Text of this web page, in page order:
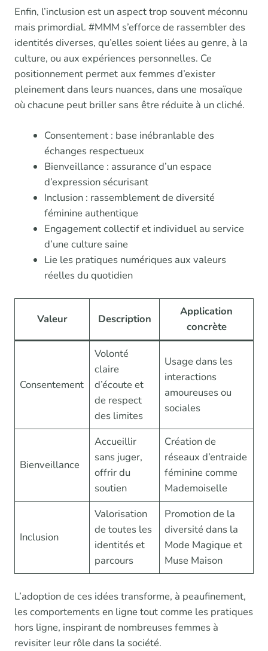
Enfin, l’inclusion est un aspect trop souvent méconnu
mais primordial. #MMM s’efforce de rassembler des
identités diverses, qu’elles soient liées au genre, à la
culture, ou aux expériences personnelles. Ce
positionnement permet aux femmes d’exister
pleinement dans leurs nuances, dans une mosaïque
où chacune peut briller sans être réduite à un cliché.
Consentement : base inébranlable des
échanges respectueux
Bienveillance : assurance d’un espace
d’expression sécurisant
Inclusion : rassemblement de diversité
féminine authentique
Engagement collectif et individuel au service
d’une culture saine
Lie les pratiques numériques aux valeurs
réelles du quotidien
Valeur Description
Application
concrète
Consentement
Volonté
claire
d’écoute et
de respect
des limites
Usage dans les
interactions
amoureuses ou
sociales
Bienveillance
Accueillir
sans juger,
offrir du
soutien
Création de
réseaux d’entraide
féminine comme
Mademoiselle
Inclusion
Valorisation
de toutes les
identités et
parcours
Promotion de la
diversité dans la
Mode Magique et
Muse Maison
L’adoption de ces idées transforme, à peaufinement,
les comportements en ligne tout comme les pratiques
hors ligne, inspirant de nombreuses femmes à
revisiter leur rôle dans la société.